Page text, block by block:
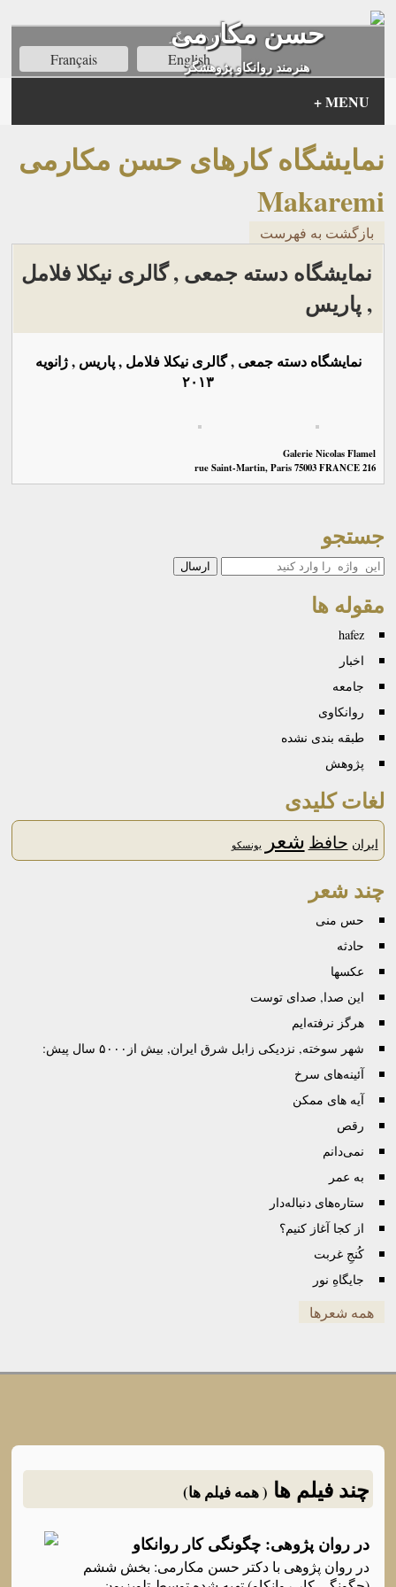
حسن مکارمی
هنرمند روانکاو پژوهشگر
زبان های ديگر
Français English
MENU
+
نمایشگاه کارهای حسن مکارمی
Makaremi
بازگشت به فهرست
نمایشگاه دسته جمعی , گالری نیکلا فلامل
, پاریس
نمایشگاه دسته جمعی , گالری نیکلا فلامل , پاریس , ژانویه
۲۰۱۳
Galerie Nicolas Flamel
216 rue Saint-Martin, Paris 75003 FRANCE
جستجو
جستجو
مقوله ها
hafez
اخبار
جامعه
روانكاوی
طبقه بندی نشده
پژوهش
لغات کلیدی
ایران حافظ شعر یونسکو
چند شعر
حس منی
حادثه
عكسها
این صدا, صدای توست
هرگز نرفته‌ایم
شهر سوخته, نزدیکی زابل شرق ایران, بیش از۵۰۰۰ سال پیش:
آئینه‌های سرخ
آیه های ممکن
رقص
نمی‌دانم
به عمر
ستاره‌های دنباله‌دار
از کجا آغاز کنیم؟
کُنجِ غربت
جایگاهِ نور
همه شعرها
چند فیلم ها ( همه فیلم ها)
در روان پژوهی: چگونگی کار روانکاو
در روان پژوهی با دکتر حسن مکارمی: بخش ششم